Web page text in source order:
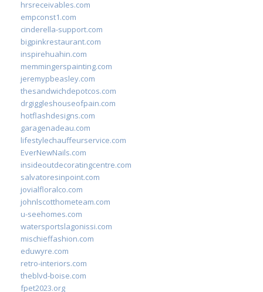
hrsreceivables.com
empconst1.com
cinderella-support.com
bigpinkrestaurant.com
inspirehuahin.com
memmingerspainting.com
jeremypbeasley.com
thesandwichdepotcos.com
drgiggleshouseofpain.com
hotflashdesigns.com
garagenadeau.com
lifestylechauffeurservice.com
EverNewNails.com
insideoutdecoratingcentre.com
salvatoresinpoint.com
jovialfloralco.com
johnlscotthometeam.com
u-seehomes.com
watersportslagonissi.com
mischieffashion.com
eduwyre.com
retro-interiors.com
theblvd-boise.com
fpet2023.org